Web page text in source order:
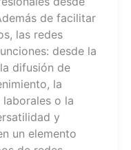
de facilitar
las redes
desde la
difusión de
la
o la
y
un elemento